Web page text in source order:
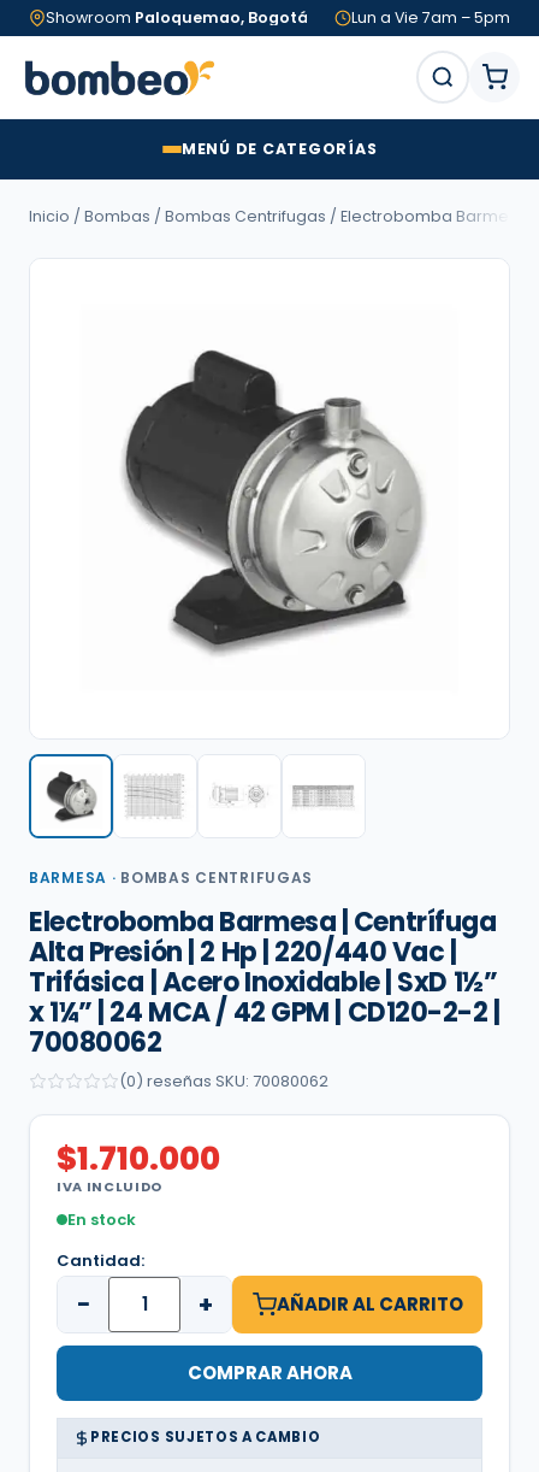
Showroom Paloquemao, Bogotá Lun a Vie 7am – 5pm
MENÚ DE CATEGORÍAS
Inicio / Bombas / Bombas Centrifugas / Electrobomba Barmesa |
BARMESA · BOMBAS CENTRIFUGAS
Electrobomba Barmesa | Centrífuga
Alta Presión | 2 Hp | 220/440 Vac |
Trifásica | Acero Inoxidable | SxD 1½”
x 1¼” | 24 MCA / 42 GPM | CD120-2-2 |
70080062
(0) reseñas SKU: 70080062
$1.710.000
IVA INCLUIDO
En stock
Cantidad:
− + AÑADIR AL CARRITO
COMPRAR AHORA
PRECIOS SUJETOS A CAMBIO